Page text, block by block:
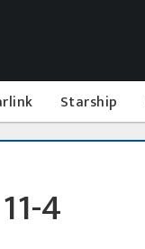
Starship
4